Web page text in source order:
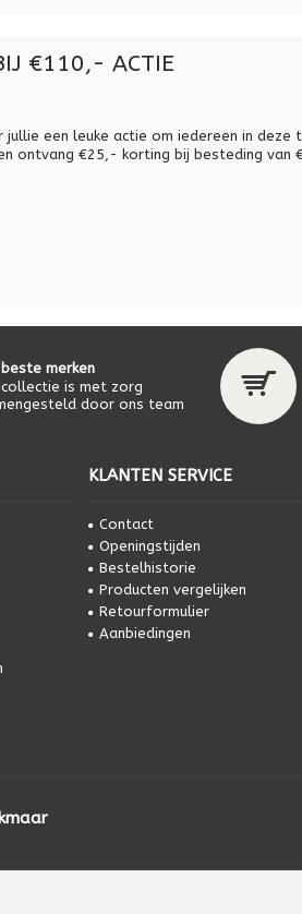
€110,- ACTIE
jullie een leuke actie om iedereen in deze
ontvang €25,- korting bij besteding van
beste merken
collectie is met zorg
door ons team
KLANTEN SERVICE
Contact
Openingstijden
Bestelhistorie
Producten vergelijken
Retourformulier
Aanbiedingen